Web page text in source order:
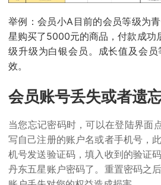
举例：会员小A目前的会员等级为
星购买了5000元的商品，付款成功
级升级为白银会员。成长值及会
效。
会员账号丢失或者遗
当您忘记密码时，可以在登陆界面
写自己注册的账户名或者手机号，
机号发送验证码，填入收到的验证
丹东五星账户密码了。重置密码之